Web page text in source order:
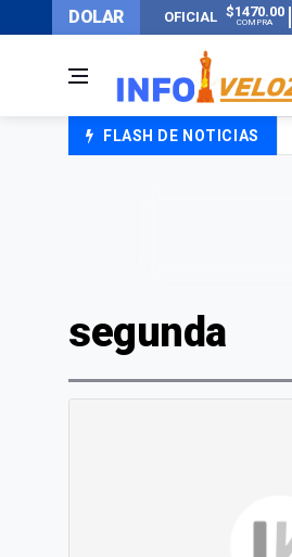
DOLAR OFICIAL $1470.00
COMPRA
FLASH DE NOTICIAS
segunda